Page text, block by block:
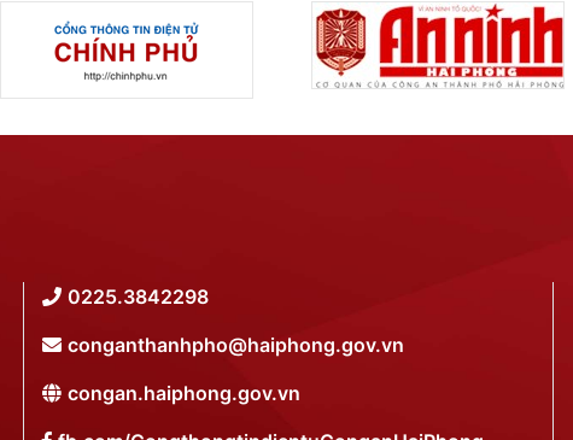
0225.3842298
conganthanhpho@haiphong.gov.vn
congan.haiphong.gov.vn